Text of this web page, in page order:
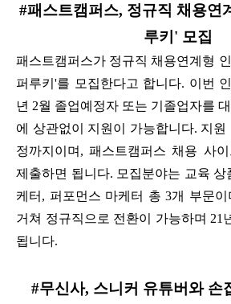
#패스트캠퍼스, 정규직 채용연
루키' 모집
패스트캠퍼스가 정규직 채용연계형
퍼루키'를 모집한다고 합니다. 이번
년 2월 졸업예정자 또는 기졸업자를
에 상관없이 지원이 가능합니다. 지원
정까지이며, 패스트캠퍼스 채용 사
제출하면 됩니다. 모집분야는 교육
케터, 퍼포먼스 마케터 총 3개 부문
거쳐 정규직으로 전환이 가능하며 21
됩니다.
#무신사, 스니커 유튜버와 손